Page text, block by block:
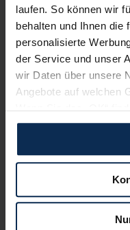
laufen. So können wir
behalten und Ihnen die
personalisierte
der Service und unser
wir Daten über unsere
Angebote auf welchen
Wenn Sie das „OK“
und erlauben uns
verwenden und diese
etwa an unsere
zustimmen möchten,
dann nicht auf Sie
perfekt auf dem Weg
Fiat 500e vs. Smart
Weitere Artikel im
Nachrichten